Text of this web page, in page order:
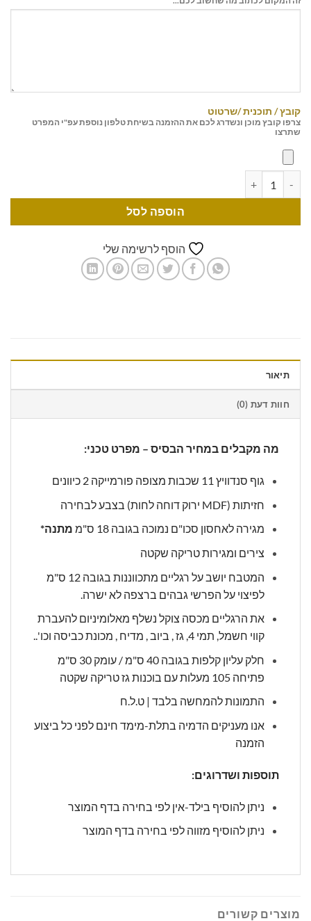
קובץ / תוכנית /שרטוט
צרפו קובץ מוכן ונשדרג לכם את ההזמנה בשיחת טלפון נוספת עפ"י המפרט
שתרצו
הוספה לסל
הוסף לרשימה שלי
תיאור
חוות דעת (0)
מה מקבלים במחיר הבסיס – מפרט טכני:
גוף סנדוויץ 11 שכבות מצופה פורמייקה 2 כיוונים
חזיתות (MDF ירוק דוחה לחות) בצבע לבחירה
מגירה לאחסון סכו"ם נמוכה בגובה 18 ס"מ
מתנה*
צירים ומגירות טריקה שקטה
המטבח יושב על רגליים מתכווננות בגובה 12 ס"מ
לפיצוי על הפרשי גבהים ברצפה לא ישרה.
את הרגליים מכסה צוקל נשלף מאלומיניום להעברת
קווי חשמל, תמי 4, גז , ביוב , מדיח , מכונת כביסה וכו'..
חלק עליון קלפות בגובה 40 ס"מ / עומק 30 ס"מ
פתיחה 105 מעלות עם בוכנות גז טריקה שקטה
התמונות להמחשה בלבד | ט.ל.ח
אנו מעניקים הדמיה בתלת-מימד חינם לפני כל ביצוע
הזמנה
תוספות ושדרוגים:
ניתן להוסיף בילד-אין לפי בחירה בדף המוצר
ניתן להוסיף מזווה לפי בחירה בדף המוצר
מוצרים קשורים